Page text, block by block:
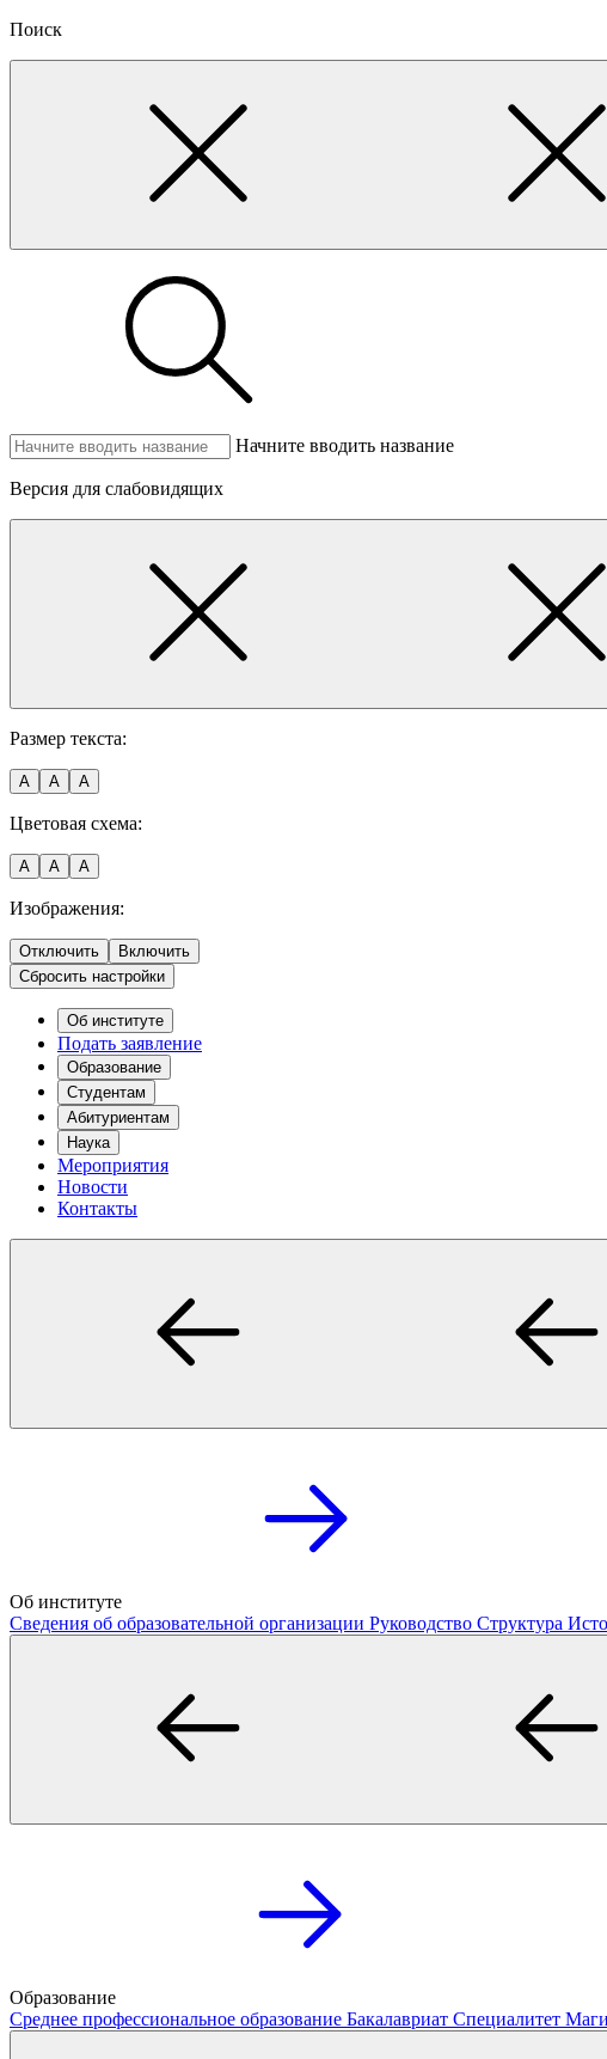
Поиск
Начните вводить название
Версия для слабовидящих
Размер текста:
A A A
Цветовая схема:
A A A
Изображения:
Отключить
Включить
Сбросить настройки
Об институте
Подать заявление
Образование
Студентам
Абитуриентам
Наука
Мероприятия
Новости
Контакты
Об институте
Сведения об образовательной организации Руководство Структура
Образование
Среднее профессиональное образование Бакалавриат Специалитет